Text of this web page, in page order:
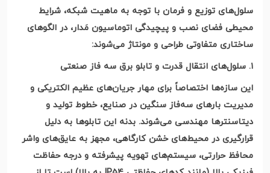
سلول‌های توزیع و فرمان با توجه به ماهیت شبکه، شرایط
محیطی فضای نصب و پیچیدگی اتوماسیون مَدار، در الگوهای
ساختاری متفاوتی طراحی و مونتاژ می‌شوند:
۱. سلول‌های انتقال قدرت و تابلو برق سه فاز صنعتی
این سازه‌ها اختصاصاً برای مهار جریان‌های عظیم الکتریکی و
مدیریت بارهای سه‌فاز سنگین در صنایع، خطوط تولید و
دیتاسنترها مهندسی می‌شوند. بدنه این تابلوها به دلیل
قرارگیری در محیط‌های خشن کارگاهی، مجهز به عایق‌های واشر
محافظ حرارتی، سیستم‌های تهویه پیشرفته و درجه حفاظت